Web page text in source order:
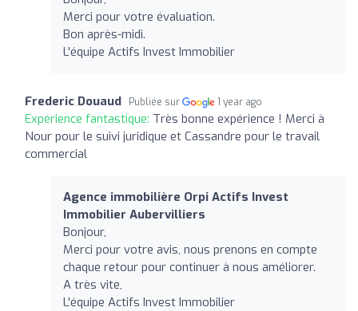
Merci pour votre évaluation.
Bon après-midi.
L'équipe Actifs Invest Immobilier
Frederic Douaud Publiée sur 1 year ago
Expérience fantastique: Très bonne expérience ! Merci à
Nour pour le suivi juridique et Cassandre pour le travail
commercial
Agence immobilière Orpi Actifs Invest
Immobilier Aubervilliers
Bonjour,
Merci pour votre avis, nous prenons en compte
chaque retour pour continuer à nous améliorer.
A très vite,
L'équipe Actifs Invest Immobilier